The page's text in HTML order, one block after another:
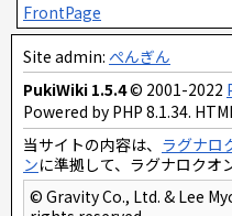
FrontPage
Site admin: ぺんぎん
PukiWiki 1.5.4© 2001-2022
Powered by PHP 8.1.34.
当サイトの内容は、 ラグナロ
ンに準拠して、ラグナロクオ
© Gravity Co., Ltd. & Lee